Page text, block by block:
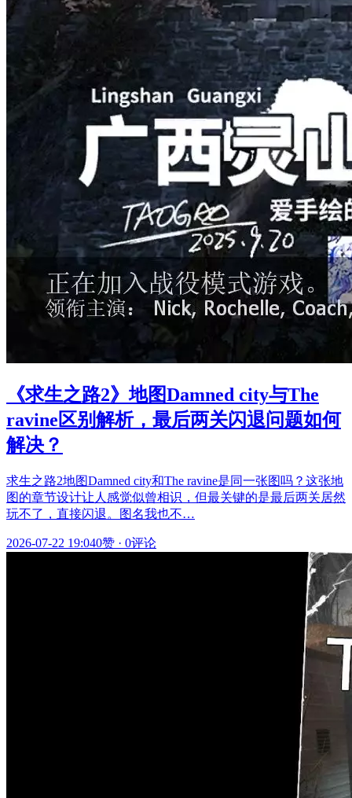
《求生之路2》地图Damned city与The
ravine区别解析，最后两关闪退问题如何
解决？
求生之路2地图Damned city和The ravine是同一张图吗？这张地
图的章节设计让人感觉似曾相识，但最关键的是最后两关居然
玩不了，直接闪退。图名我也不…
2026-07-22 19:040赞 · 0评论